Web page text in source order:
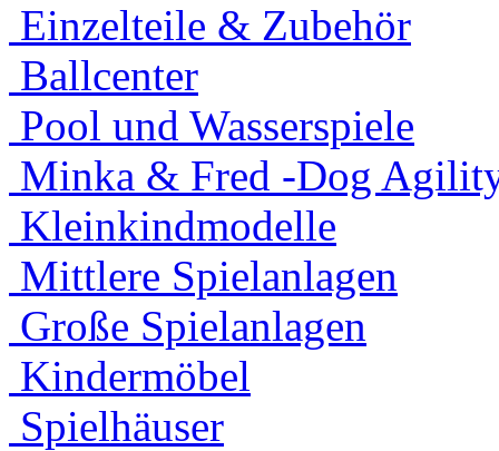
Einzelteile & Zubehör
Ballcenter
Pool und Wasserspiele
Minka & Fred -Dog
Kleinkindmodelle
Mittlere Spielanlagen
Große Spielanlagen
Kindermöbel
Spielhäuser